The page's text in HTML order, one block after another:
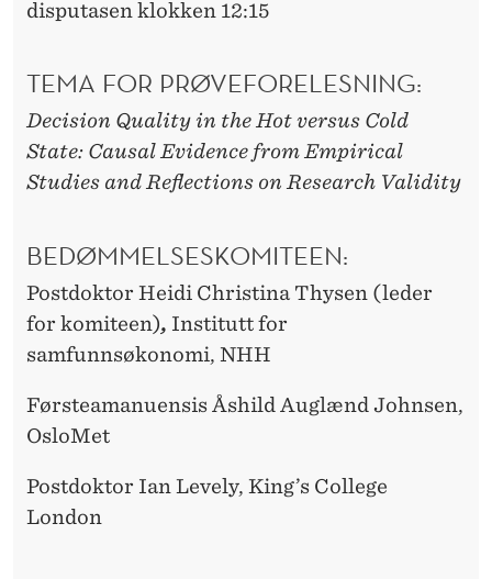
disputasen klokken 12:15
TEMA FOR PRØVEFORELESNING:
Decision Quality in the Hot versus Cold
State: Causal Evidence from Empirical
Studies and Reflections on Research Validity
BEDØMMELSESKOMITEEN:
Postdoktor Heidi Christina Thysen (leder
for komiteen), Institutt for
samfunnsøkonomi, NHH
Førsteamanuensis Åshild Auglænd Johnsen,
OsloMet
Postdoktor Ian Levely, King’s College
London